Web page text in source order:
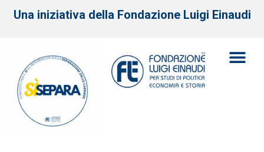
Una iniziativa della Fondazione Luigi Einaudi